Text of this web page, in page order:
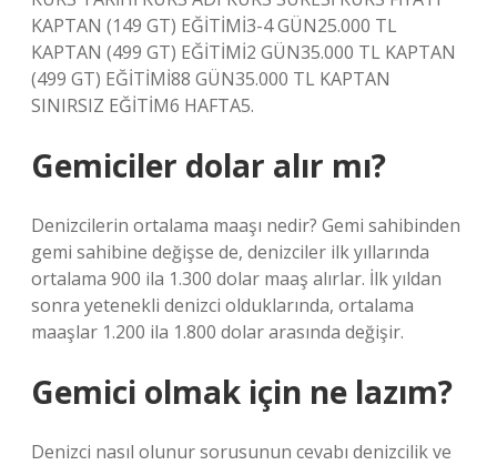
KAPTAN (149 GT) EĞİTİMİ3-4 GÜN25.000 TL
KAPTAN (499 GT) EĞİTİMİ2 GÜN35.000 TL KAPTAN
(499 GT) EĞİTİMİ88 GÜN35.000 TL KAPTAN
SINIRSIZ EĞİTİM6 HAFTA5.
Gemiciler dolar alır mı?
Denizcilerin ortalama maaşı nedir? Gemi sahibinden
gemi sahibine değişse de, denizciler ilk yıllarında
ortalama 900 ila 1.300 dolar maaş alırlar. İlk yıldan
sonra yetenekli denizci olduklarında, ortalama
maaşlar 1.200 ila 1.800 dolar arasında değişir.
Gemici olmak için ne lazım?
Denizci nasıl olunur sorusunun cevabı denizcilik ve